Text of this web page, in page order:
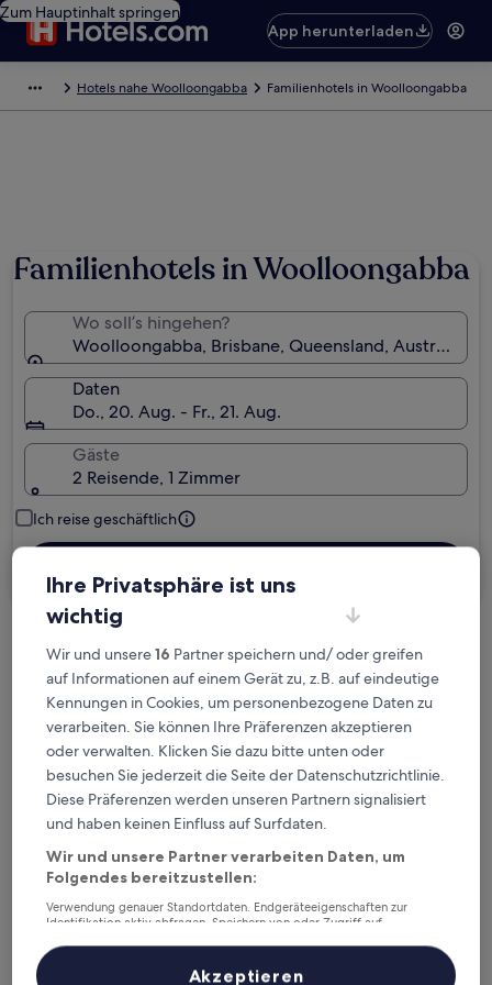
Zum Hauptinhalt springen
App herunterladen
Hotels nahe Woolloongabba Familienhotels in Woolloongabba
Familienhotels in Woolloongabba
Wo soll’s hingehen?
Woolloongabba, Brisbane, Queensland, Australien
Daten
Do., 20. Aug. - Fr., 21. Aug.
Gäste
2 Reisende, 1 Zimmer
Ich reise geschäftlich
Kostenlose Stornierung bei
Planänderungen
Verdiene Prämien für jede
wahrgenommene Übernachtung
Mehr sparen mit Preisen für Mitglieder
Überprüfe die Preise für diese Daten
Heute
Morgen
Ihre Privatsphäre ist uns
wichtig
Wir und unsere16 Partner speichern und/ oder greifen
auf Informationen auf einem Gerät zu, z.B. auf eindeutige
Kennungen in Cookies, um personenbezogene Daten zu
verarbeiten. Sie können Ihre Präferenzen akzeptieren
oder verwalten. Klicken Sie dazu bitte unten oder
besuchen Sie jederzeit die Seite der Datenschutzrichtlinie.
Diese Präferenzen werden unseren Partnern signalisiert
und haben keinen Einfluss auf Surfdaten.
Wir und unsere Partner verarbeiten Daten, um
Folgendes bereitzustellen:
Verwendung genauer Standortdaten. Endgeräteeigenschaften zur
Identifikation aktiv abfragen. Speichern von oder Zugriff auf
Inhalte, Messung von Werbeleistung und der Performance von Inhalten,
Zielgruppenforschung sowie Entwicklung und Verbesserung von
Akzeptieren